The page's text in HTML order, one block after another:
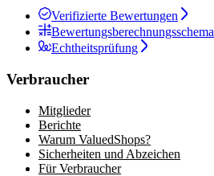
Verifizierte Bewertungen
Bewertungsberechnungsschema
Echtheitsprüfung
Verbraucher
Mitglieder
Berichte
Warum ValuedShops?
Sicherheiten und Abzeichen
Für Verbraucher